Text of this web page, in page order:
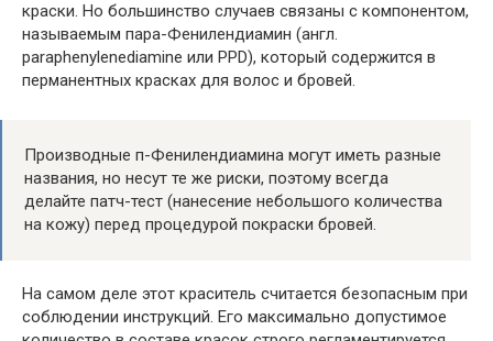
краски. Но большинство случаев связаны с компонентом,
называемым пара-Фенилендиамин (англ.
paraphenylenediamine или PPD), который содержится в
перманентных красках для волос и бровей.
Производные п-Фенилендиамина могут иметь разные
названия, но несут те же риски, поэтому всегда
делайте патч-тест (нанесение небольшого количества
на кожу) перед процедурой покраски бровей.
На самом деле этот краситель считается безопасным при
соблюдении инструкций. Его максимально допустимое